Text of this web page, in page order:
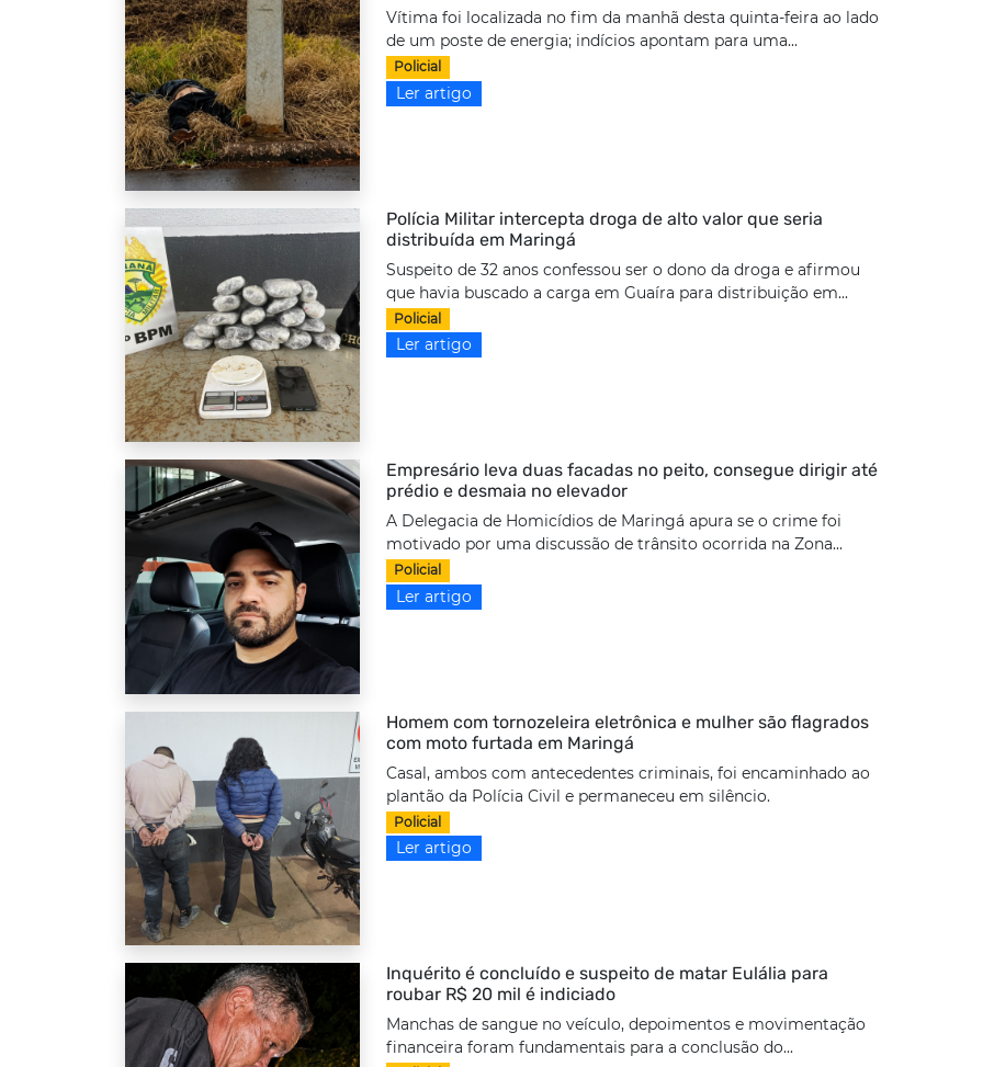
Vítima foi localizada no fim da manhã desta quinta-feira ao lado
de um poste de energia; indícios apontam para uma...
Policial
Ler artigo
Polícia Militar intercepta droga de alto valor que seria
distribuída em Maringá
Suspeito de 32 anos confessou ser o dono da droga e afirmou
que havia buscado a carga em Guaíra para distribuição em...
Policial
Ler artigo
Empresário leva duas facadas no peito, consegue dirigir até
prédio e desmaia no elevador
A Delegacia de Homicídios de Maringá apura se o crime foi
motivado por uma discussão de trânsito ocorrida na Zona...
Policial
Ler artigo
Homem com tornozeleira eletrônica e mulher são flagrados
com moto furtada em Maringá
Casal, ambos com antecedentes criminais, foi encaminhado ao
plantão da Polícia Civil e permaneceu em silêncio.
Policial
Ler artigo
Inquérito é concluído e suspeito de matar Eulália para
roubar R$ 20 mil é indiciado
Manchas de sangue no veículo, depoimentos e movimentação
financeira foram fundamentais para a conclusão do...